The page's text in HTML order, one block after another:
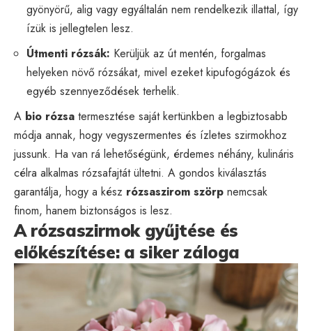
gyönyörű, alig vagy egyáltalán nem rendelkezik illattal, így
ízük is jellegtelen lesz.
Útmenti rózsák: Kerüljük az út mentén, forgalmas
helyeken növő rózsákat, mivel ezeket kipufogógázok és
egyéb szennyeződések terhelik.
A bio rózsa termesztése saját kertünkben a legbiztosabb
módja annak, hogy vegyszermentes és ízletes szirmokhoz
jussunk. Ha van rá lehetőségünk, érdemes néhány, kulináris
célra alkalmas rózsafajtát ültetni. A gondos kiválasztás
garantálja, hogy a kész rózsaszirom szörp nemcsak
finom, hanem biztonságos is lesz.
A rózsaszirmok gyűjtése és
előkészítése: a siker záloga